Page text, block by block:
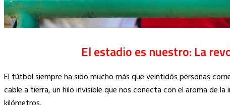
El estadio es nuestro: La
El fútbol siempre ha sido mucho más que veintidós personas
cable a tierra, un hilo invisible que nos conecta con el aroma de